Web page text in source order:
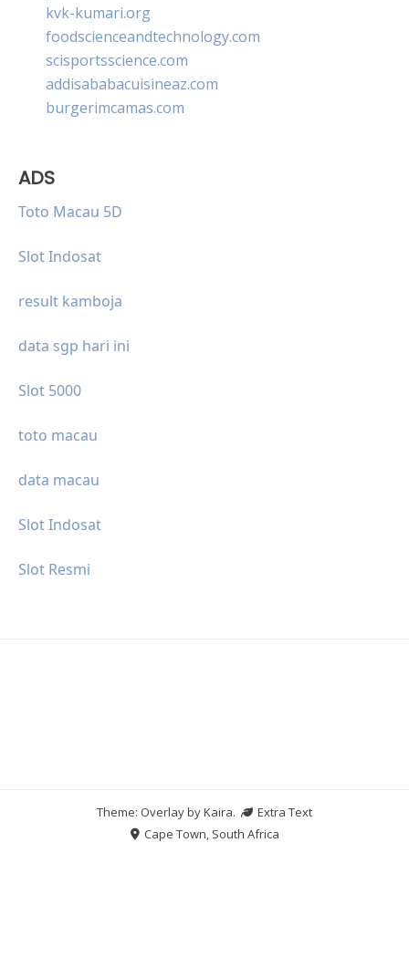
kvk-kumari.org
foodscienceandtechnology.com
scisportsscience.com
addisababacuisineaz.com
burgerimcamas.com
ADS
Toto Macau 5D
Slot Indosat
result kamboja
data sgp hari ini
Slot 5000
toto macau
data macau
Slot Indosat
Slot Resmi
Theme: Overlay byKaira.
Extra Text
Cape Town, South Africa